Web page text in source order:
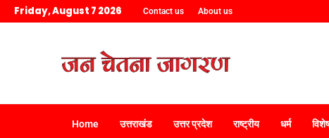
Friday, August 7 2026 Contact us About us
Home उत्तराखंड उत्तर प्रदेश राष्ट्रीय धर्म